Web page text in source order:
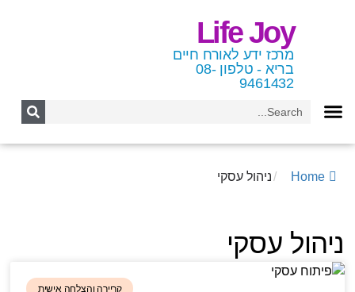
Life Joy
מרכז ידע לאורח חיים
בריא - טלפון 08-
9461432
Home
/ניהול עסקי
ניהול עסקי
קריירה והצלחה אישית